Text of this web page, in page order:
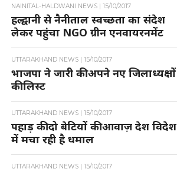
NAINITAL-HALDWANI NEWS | 15/10/2017
हल्द्वानी से नैनीताल स्वच्छता का संदेश
लेकर पहुंचा NGO ग्रीन एनवायरनमेंट
UTTARAKHAND NEWS | 15/10/2017
भाजपा ने जारी की अपने नए जिलाध्यक्षों
की लिस्ट
UTTARAKHAND NEWS | 15/10/2017
पहाड़ की दो बेटियों की आवाज़ देश विदेश
में मचा रही है धमाल
UTTARAKHAND NEWS | 15/10/2017